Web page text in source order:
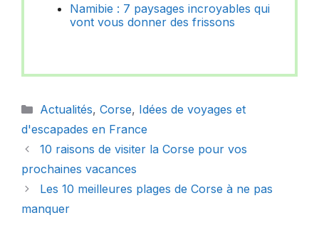
Namibie : 7 paysages incroyables qui
vont vous donner des frissons
Catégories
Actualités, Corse, Idées de voyages et
d'escapades en France
10 raisons de visiter la Corse pour vos
prochaines vacances
Les 10 meilleures plages de Corse à ne pas
manquer